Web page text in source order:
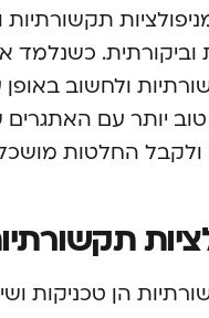
כשנלמד
ולחשוב
יותר עם
ולקבל החלטות
הן טכניקות